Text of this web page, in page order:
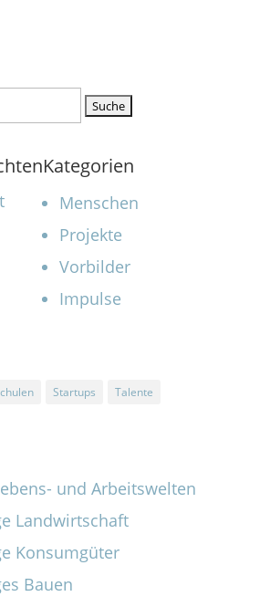
Kategorien
Menschen
Projekte
Vorbilder
Impulse
Startups
Talente
und Arbeitswelten
Landwirtschaft
Konsumgüter
Bauen